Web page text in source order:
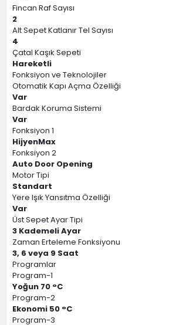
Fincan Raf Sayısı
2
Alt Sepet Katlanır Tel Sayısı
4
Çatal Kaşık Sepeti
Hareketli
Fonksiyon ve Teknolojiler
Otomatik Kapı Açma Özelliği
Var
Bardak Koruma Sistemi
Var
Fonksiyon 1
HijyenMax
Fonksiyon 2
Auto Door Opening
Motor Tipi
Standart
Yere Işık Yansıtma Özelliği
Var
Üst Sepet Ayar Tipi
3 Kademeli Ayar
Zaman Erteleme Fonksiyonu
3, 6 veya 9 Saat
Programlar
Program-1
Yoğun 70 °C
Program-2
Ekonomi 50 °C
Program-3